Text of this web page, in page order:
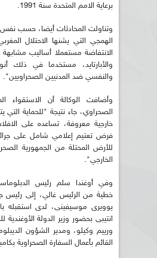
برعاية الامم المتحدة سنة 1991.
وتناولت المحادثات أيضا، حسب
الهمجي التي يشنها الاحتلال
الانتفاضة مستعملا أساليب مشابهة
والأبارتايد، مستخدما في ذلك
والنفسي ضد المدنيين الصحراويين".
وأضافت الوكالة أن الاستقواء
الصحراوي، جاء نتيجة "للحماية
خارجية معروفة، تساعده على
فرض تعتيم إعلامي شامل على
للأرض المحتلة من الجمهورية
الخارجي".
وفي أوغندا سلم رئيس
خطية من الرئيس غالي، إلى رئيس
يوويرى موسيفينى، لدى استقبله
انتيبى بحضور وزير الدولة الأوغندية
ورييم وكيلو، ومدير الشؤون
القائم بأعمال السفارة الصحراوية